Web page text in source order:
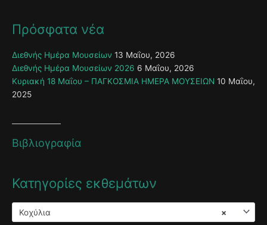
Πρόσφατα νέα
Διεθνής Ημέρα Μουσείων 13 Μαΐου, 2026
Διεθνής Ημέρα Μουσείων 2026 6 Μαΐου, 2026
Κυριακή 18 Μαΐου – ΠΑΓΚΟΣΜΙΑ ΗΜΕΡΑ ΜΟΥΣΕΙΩΝ 10 Μαΐου,
2025
Βιβλιογραφία
Κατηγορίες εκθεμάτων
×
Κοχύλια